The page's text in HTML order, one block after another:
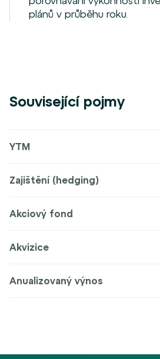
plánů v průběhu roku.
Související pojmy
YTM
Zajištění (hedging)
Akciový fond
Akvizice
Anualizovaný výnos